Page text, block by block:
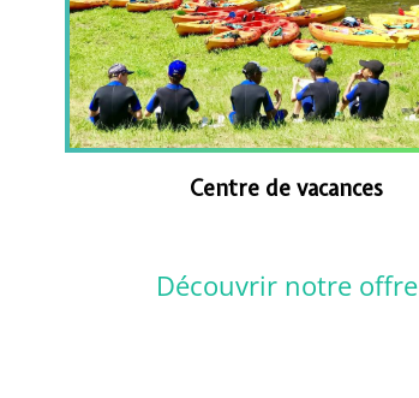
Centre de vacances
Découvrir notre offre